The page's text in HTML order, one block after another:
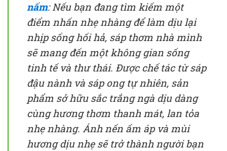
nấm: Nếu bạn đang tìm kiếm một
điểm nhấn nhẹ nhàng để làm dịu lại
nhịp sống hối hả, sáp thơm nhà mình
sẽ mang đến một không gian sống
tinh tế và thư thái. Được chế tác từ sáp
đậu nành và sáp ong tự nhiên, sản
phẩm sở hữu sắc trắng ngà dịu dàng
cùng hương thơm thanh mát, lan tỏa
nhẹ nhàng. Ánh nến ấm áp và mùi
hương dịu nhẹ sẽ trở thành người bạn